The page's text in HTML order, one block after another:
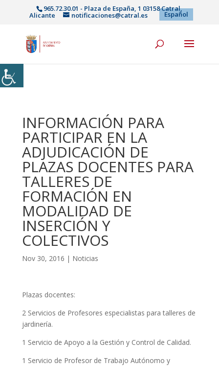
965.72.30.01 - Plaza de España, 1 03158 Catral,
Alicante notificaciones@catral.es Español
INFORMACIÓN PARA
PARTICIPAR EN LA
ADJUDICACIÓN DE
PLAZAS DOCENTES PARA
TALLERES DE
FORMACIÓN EN
MODALIDAD DE
INSERCIÓN Y
COLECTIVOS
Nov 30, 2016 | Noticias
Plazas docentes:
2 Servicios de Profesores especialistas para talleres de
jardinería.
1 Servicio de Apoyo a la Gestión y Control de Calidad.
1 Servicio de Profesor de Trabajo Autónomo y